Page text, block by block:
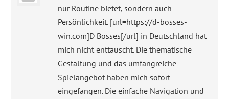
nur Routine bietet, sondern auch
Persönlichkeit. [url=https://d-bosses-
win.com]D Bosses[/url] in Deutschland hat
mich nicht enttäuscht. Die thematische
Gestaltung und das umfangreiche
Spielangebot haben mich sofort
eingefangen. Die einfache Navigation und